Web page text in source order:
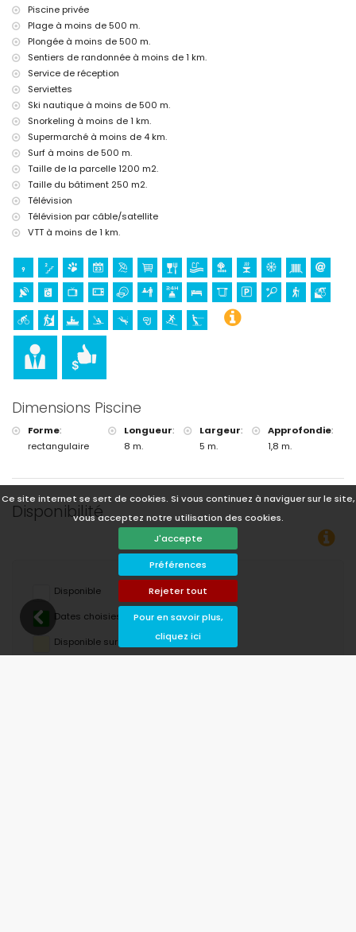
Ce site internet se sert de cookies. Si vous continuez à naviguer sur le site,
vous acceptez notre utilisation des cookies.
J'accepte
Préférences
Rejeter tout
Pour en savoir plus,
cliquez ici
bar et promenade (dans un rayon de 500 mètres du logement)
cinéma, discothèque et boîte de nuit (dans un rayon de 5 kilomètres
du logement)
Choses à voir et culture à Calpe, Costa Blanca
église (dans un rayon de 5 kilomètres de l'hébergement)
Activités sportives
tennis, randonnée pédestre, VTT, cyclisme, escalade, canoë-kayak
(canoë), canoë-kayak (kayak), plongée, randonnée subaquatique,
surf et ski nautique (dans un rayon de 1000 mètres de la location)
Piscine privée
Plage à moins de 500 m.
Plongée à moins de 500 m.
Sentiers de randonnée à moins de 1 km.
Service de réception
Serviettes
Ski nautique à moins de 500 m.
Snorkeling à moins de 1 km.
Supermarché à moins de 4 km.
Surf à moins de 500 m.
Taille de la parcelle 1200 m2.
Taille du bâtiment 250 m2.
Télévision
Télévision par câble/satellite
VTT à moins de 1 km.
Dimensions Piscine
Forme:
rectangulaire
Longueur:
8 m.
Largeur:
5 m.
Approfondie:
1,8 m.
Disponibilité
Vous pouvez calculer le prix de
Disponible
Dates choisies
Disponible sur demande